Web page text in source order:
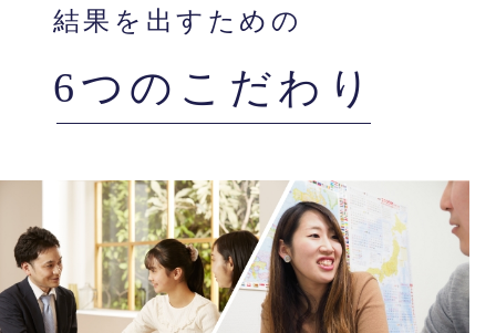
結果を出すための
6つのこだわり